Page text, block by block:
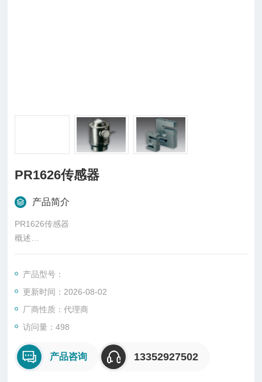
PR1626传感器
产品简介
PR1626传感器
概述
柱式传感器也可称为柱式测力传感器，是称重传感器的一种，是
型、悬臂型、轮辐式、板环式、膜盒式、桥式、柱筒式等几种样
式。
产品型号：
更新时间：2026-08-02
厂商性质：代理商
访问量：498
产品咨询 13352927502